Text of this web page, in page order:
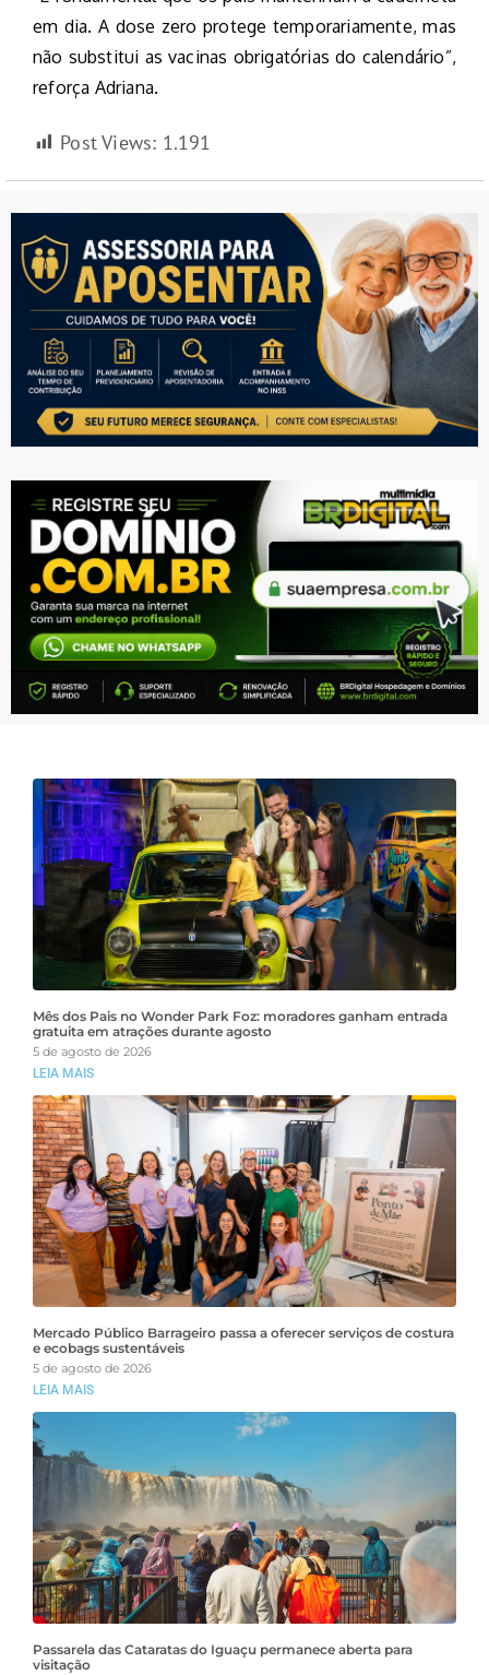
em dia. A dose zero protege temporariamente, mas
não substitui as vacinas obrigatórias do calendário”,
reforça Adriana.
Post Views: 1.191
Mês dos Pais no Wonder Park Foz: moradores ganham entrada
gratuita em atrações durante agosto
5 de agosto de 2026
LEIA MAIS
Mercado Público Barrageiro passa a oferecer serviços de costura
e ecobags sustentáveis
5 de agosto de 2026
LEIA MAIS
Passarela das Cataratas do Iguaçu permanece aberta para
visitação